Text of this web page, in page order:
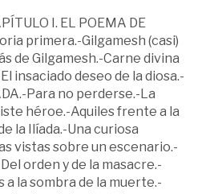
I. EL POEMA DE
primera.-Gilgamesh (casi)
de Gilgamesh.-Carne divina
insaciado deseo de la diosa.-
Para no perderse.-La
héroe.-Aquiles frente a la
la Ilíada.-Una curiosa
vistas sobre un escenario.-
orden y de la masacre.-
la sombra de la muerte.-